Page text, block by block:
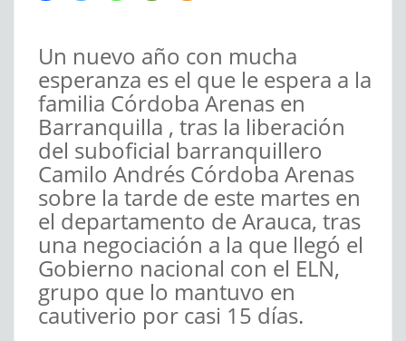
Un nuevo año con mucha
esperanza es el que le espera a la
familia Córdoba Arenas en
Barranquilla , tras la liberación
del suboficial barranquillero
Camilo Andrés Córdoba Arenas
sobre la tarde de este martes en
el departamento de Arauca, tras
una negociación a la que llegó el
Gobierno nacional con el ELN,
grupo que lo mantuvo en
cautiverio por casi 15 días.